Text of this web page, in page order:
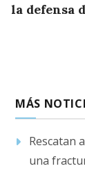
la defensa
MÁS
Rescatan
una